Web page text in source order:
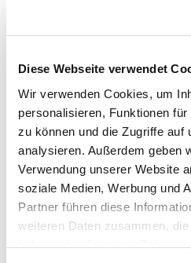
Diese Webseite verwendet
Wir verwenden Cookies, um
personalisieren, Funktionen
zu können und die Zugriffe auf
analysieren. Außerdem geben
Verwendung unserer Website
soziale Medien, Werbung und
Partner führen diese
weiteren Daten zusammen,
und Barrieren übersehen,
unzuverlässiger Lenkung,
Ein gutes Stück Pizza und
Stärkung für die Aufgaben
zusammenkrachende
Babel und drei Oasen der
der Spieldecke und bei
eingeleitet durch die Pizza-
ich, geh zur Ruh, mache